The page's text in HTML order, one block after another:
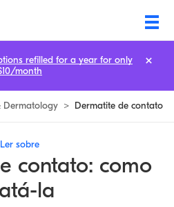
Dermatology > Dermatite de contato
Ler sobre
contato: como
la
refilled for a year for only
month